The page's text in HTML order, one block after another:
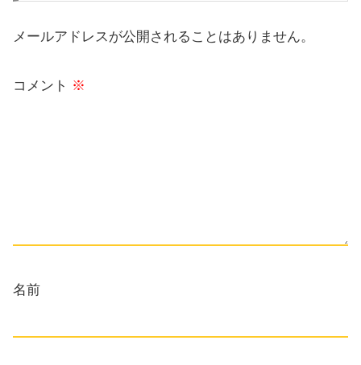
メールアドレスが公開されることはありません。
コメント ※
名前